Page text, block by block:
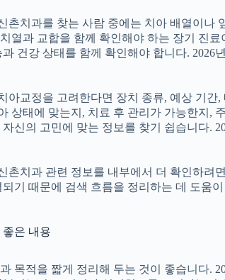
촌치과를 찾는 사람 중에는 치아 배열이
열과 교합을 함께 확인해야 하는 장기 진
건강 상태를 함께 확인해야 합니다. 2026
아교정을 고려한다면 장치 종류, 예상 기
상태에 맞는지, 치료 후 관리가 가능한지,
신의 고민에 맞는 정보를 찾기 쉽습니다.
촌치과 관련 정보를 내부에서 더 확인하려면
기 때문에 검색 흐름을 정리하는 데 도움
은 내용
목적을 짧게 정리해 두는 것이 좋습니다.